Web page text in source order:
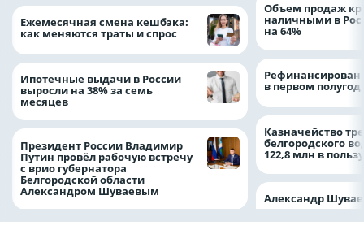
Ежемесячная смена кешбэка:
как меняются траты и спрос
Ипотечные выдачи в России
выросли на 38% за семь
месяцев
Президент России Владимир
Путин провёл рабочую встречу
с врио губернатора
Белгородской области
Александром Шуваевым
Объем продаж
наличными в
на 64%
в первом
Казначейство
белгородского
122,8 млн в
Александр